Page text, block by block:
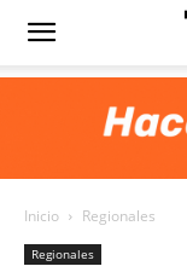
Diario
Portada
Inicio Regionales
Regionales